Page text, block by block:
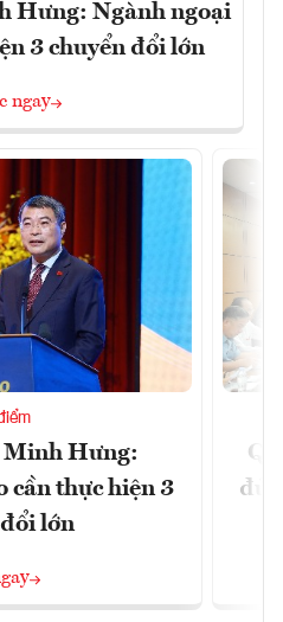
Hưng: Ngành ngoại
3 chuyển đổi lớn
ngay
Minh Hưng:
cần thực hiện 3
lớn
đủ